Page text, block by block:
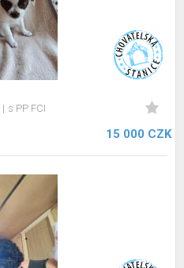
s PP FCI
15 000 CZK